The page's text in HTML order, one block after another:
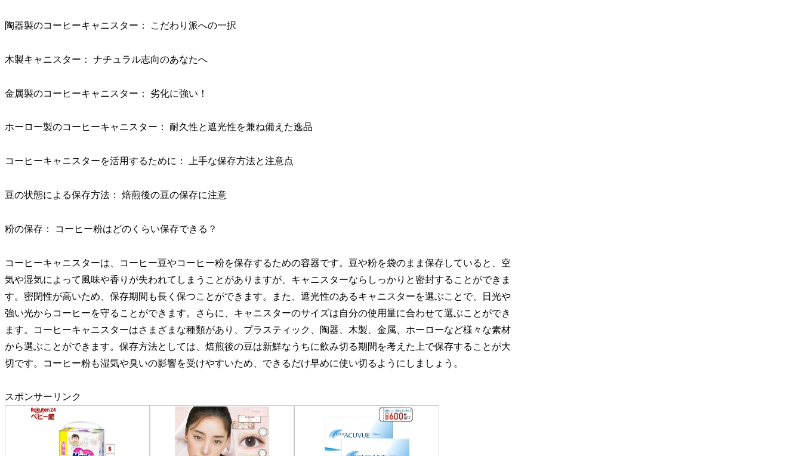
陶器製のコーヒーキャニスター： こだわり派への一択
木製キャニスター： ナチュラル志向のあなたへ
金属製のコーヒーキャニスター： 劣化に強い！
ホーロー製のコーヒーキャニスター： 耐久性と遮光性を兼ね備えた逸品
コーヒーキャニスターを活用するために： 上手な保存方法と注意点
豆の状態による保存方法： 焙煎後の豆の保存に注意
粉の保存： コーヒー粉はどのくらい保存できる？
コーヒーキャニスターは、コーヒー豆やコーヒー粉を保存するための容器です。豆や粉を袋のまま保存していると、空
気や湿気によって風味や香りが失われてしまうことがありますが、キャニスターならしっかりと密封することができま
す。密閉性が高いため、保存期間も長く保つことができます。また、遮光性のあるキャニスターを選ぶことで、日光や
強い光からコーヒーを守ることができます。さらに、キャニスターのサイズは自分の使用量に合わせて選ぶことができ
ます。コーヒーキャニスターはさまざまな種類があり、プラスティック、陶器、木製、金属、ホーローなど様々な素材
から選ぶことができます。保存方法としては、焙煎後の豆は新鮮なうちに飲み切る期間を考えた上で保存することが大
切です。コーヒー粉も湿気や臭いの影響を受けやすいため、できるだけ早めに使い切るようにしましょう。
スポンサーリンク